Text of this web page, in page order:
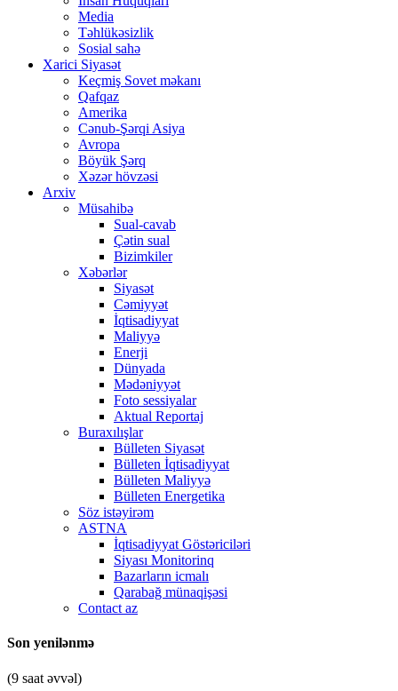
Media
Təhlükəsizlik
Sosial sahə
Xarici Siyasət
Keçmiş Sovet məkanı
Qafqaz
Amerika
Cənub-Şərqi Asiya
Avropa
Böyük Şərq
Xəzər hövzəsi
Arxiv
Müsahibə
Sual-cavab
Çətin sual
Bizimkiler
Xəbərlər
Siyasət
Cəmiyyət
İqtisadiyyat
Maliyyə
Enerji
Dünyada
Mədəniyyət
Foto sessiyalar
Aktual Reportaj
Buraxılışlar
Bülleten Siyasət
Bülleten İqtisadiyyat
Bülleten Maliyyə
Bülleten Energetika
Söz istəyirəm
ASTNA
İqtisadiyyat Göstəriciləri
Siyası Monitorinq
Bazarların icmalı
Qarabağ münaqişəsi
Contact az
Son yenilənmə
(9 saat əvvəl)